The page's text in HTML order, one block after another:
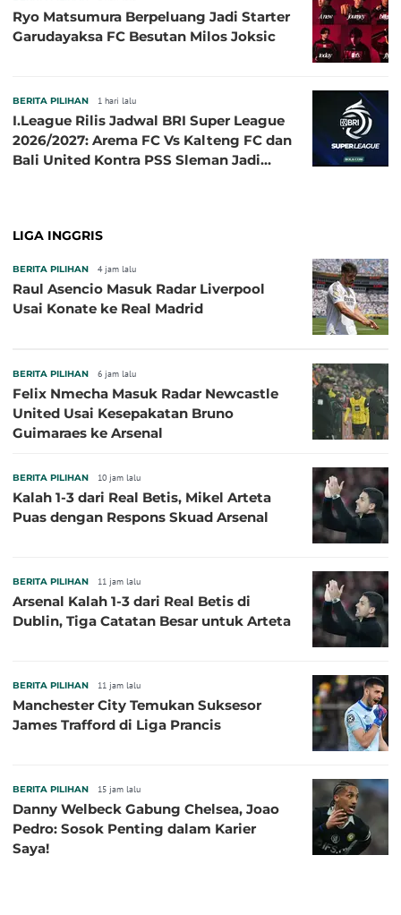
Ryo Matsumura Berpeluang Jadi Starter
Garudayaksa FC Besutan Milos Joksic
BERITA PILIHAN 1 hari lalu
I.League Rilis Jadwal BRI Super League
2026/2027: Arema FC Vs Kalteng FC dan
Bali United Kontra PSS Sleman Jadi
LIGA INGGRIS
BERITA PILIHAN 4 jam lalu
Raul Asencio Masuk Radar Liverpool
Usai Konate ke Real Madrid
BERITA PILIHAN 6 jam lalu
Felix Nmecha Masuk Radar Newcastle
United Usai Kesepakatan Bruno
Guimaraes ke Arsenal
BERITA PILIHAN 10 jam lalu
Kalah 1-3 dari Real Betis, Mikel Arteta
Puas dengan Respons Skuad Arsenal
BERITA PILIHAN 11 jam lalu
Arsenal Kalah 1-3 dari Real Betis di
Dublin, Tiga Catatan Besar untuk Arteta
BERITA PILIHAN 11 jam lalu
Manchester City Temukan Suksesor
James Trafford di Liga Prancis
BERITA PILIHAN 15 jam lalu
Danny Welbeck Gabung Chelsea, Joao
Pedro: Sosok Penting dalam Karier
Saya!